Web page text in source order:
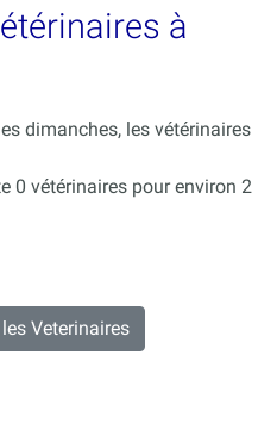
à
dimanches, les vétérinaires
0 vétérinaires pour environ 2
Veterinaires